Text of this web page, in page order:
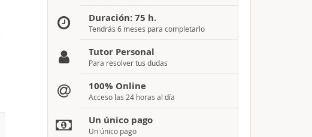
Duración: 75 h.
Tendrás 6 meses para completarlo
Tutor Personal
Para resolver tus dudas
100% Online
Acceso las 24 horas al día
Un único pago
Un único pago